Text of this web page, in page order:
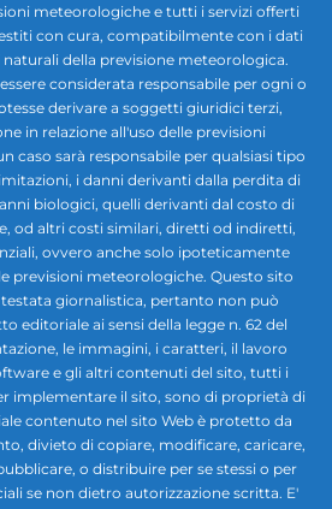
meteorologiche e tutti i servizi offerti
con cura, compatibilmente con i dati
della previsione meteorologica.
considerata responsabile per ogni o
derivare a soggetti giuridici terzi,
in relazione all'uso delle previsioni
caso sarà responsabile per qualsiasi tipo
i danni derivanti dalla perdita di
biologici, quelli derivanti dal costo di
od altri costi similari, diretti od indiretti,
ovvero anche solo ipoteticamente
previsioni meteorologiche. Questo sito
giornalistica, pertanto non può
editoriale ai sensi della legge n. 62 del
le immagini, i caratteri, il lavoro
e gli altri contenuti del sito, tutti i
implementare il sito, sono di proprietà di
contenuto nel sito Web è protetto da
divieto di copiare, modificare, caricare,
o distribuire per se stessi o per
se non dietro autorizzazione scritta. E'